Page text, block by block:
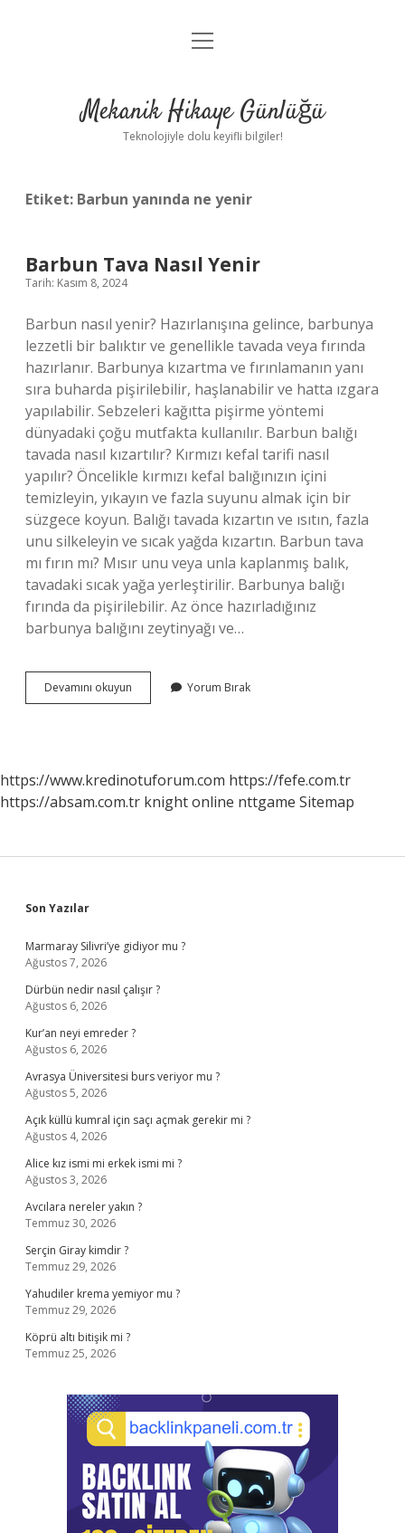
Anasayfa
Yasal Uyarı
menüyü
Mekanik Hikaye Günlüğü
Teknolojiyle dolu keyifli bilgiler!
Etiket: Barbun yanında ne yenir
Barbun Tava Nasıl Yenir
Tarih: Kasım 8, 2024
Barbun nasıl yenir? Hazırlanışına gelince, barbunya
lezzetli bir balıktır ve genellikle tavada veya fırında
hazırlanır. Barbunya kızartma ve fırınlamanın yanı
sıra buharda pişirilebilir, haşlanabilir ve hatta ızgara
yapılabilir. Sebzeleri kağıtta pişirme yöntemi
dünyadaki çoğu mutfakta kullanılır. Barbun balığı
tavada nasıl kızartılır? Kırmızı kefal tarifi nasıl
yapılır? Öncelikle kırmızı kefal balığınızın içini
temizleyin, yıkayın ve fazla suyunu almak için bir
süzgece koyun. Balığı tavada kızartın ve ısıtın, fazla
unu silkeleyin ve sıcak yağda kızartın. Barbun tava
mı fırın mı? Mısır unu veya unla kaplanmış balık,
tavadaki sıcak yağa yerleştirilir. Barbunya balığı
fırında da pişirilebilir. Az önce hazırladığınız
barbunya balığını zeytinyağı ve…
Devamını okuyun
Tava
Yorum Bırak
https://www.kredinotuforum.com https://fefe.com.tr
https://absam.com.tr knight online nttgame Sitemap
Sidebar
Son Yazılar
Marmaray Silivri’ye gidiyor mu ?
Ağustos 7, 2026
Dürbün nedir nasıl çalışır ?
Ağustos 6, 2026
Kur’an neyi emreder ?
Ağustos 6, 2026
Avrasya Üniversitesi burs veriyor mu ?
Ağustos 5, 2026
Açık küllü kumral için saçı açmak gerekir mi ?
Ağustos 4, 2026
Alice kız ismi mi erkek ismi mi ?
Ağustos 3, 2026
Avcılara nereler yakın ?
Temmuz 30, 2026
Serçin Giray kimdir ?
Temmuz 29, 2026
Yahudiler krema yemiyor mu ?
Temmuz 29, 2026
Köprü altı bitişik mi ?
Temmuz 25, 2026